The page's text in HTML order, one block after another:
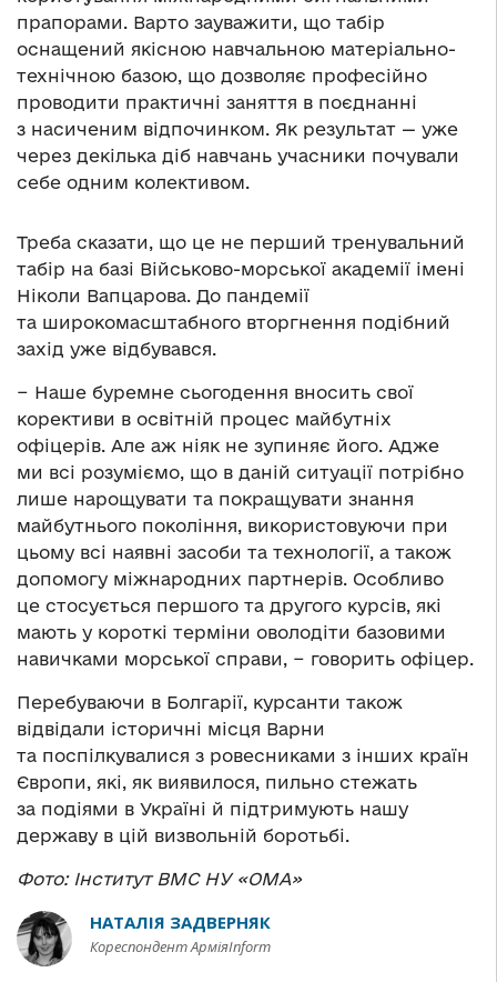
прапорами. Варто зауважити, що табір
оснащений якісною навчальною матеріально-
технічною базою, що дозволяє професійно
проводити практичні заняття в поєднанні
з насиченим відпочинком. Як результат — уже
через декілька діб навчань учасники почували
себе одним колективом.
Треба сказати, що це не перший тренувальний
табір на базі Військово-морської академії імені
Ніколи Вапцарова. До пандемії
та широкомасштабного вторгнення подібний
захід уже відбувався.
− Наше буремне сьогодення вносить свої
корективи в освітній процес майбутніх
офіцерів. Але аж ніяк не зупиняє його. Адже
ми всі розуміємо, що в даній ситуації потрібно
лише нарощувати та покращувати знання
майбутнього покоління, використовуючи при
цьому всі наявні засоби та технології, а також
допомогу міжнародних партнерів. Особливо
це стосується першого та другого курсів, які
мають у короткі терміни оволодіти базовими
навичками морської справи, − говорить офіцер.
Перебуваючи в Болгарії, курсанти також
відвідали історичні місця Варни
та поспілкувалися з ровесниками з інших країн
Європи, які, як виявилося, пильно стежать
за подіями в Україні й підтримують нашу
державу в цій визвольній боротьбі.
Фото: Інститут ВМС НУ «ОМА»
НАТАЛІЯ ЗАДВЕРНЯК
Кореспондент АрміяInform